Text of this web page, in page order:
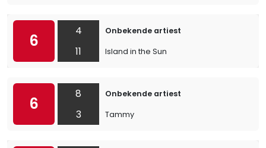
6
4
11
Onbekende artiest
Island in the Sun
6
8
3
Onbekende artiest
Tammy